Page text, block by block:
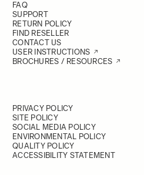
FAQ
SUPPORT
RETURN POLICY
FIND RESELLER
CONTACT US
USER INSTRUCTIONS
BROCHURES / RESOURCES
PRIVACY POLICY
SITE POLICY
SOCIAL MEDIA POLICY
ENVIRONMENTAL POLICY
QUALITY POLICY
ACCESSIBILITY STATEMENT